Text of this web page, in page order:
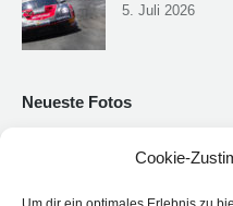
Cookie-
5. Juli 2026
Neueste Fotos